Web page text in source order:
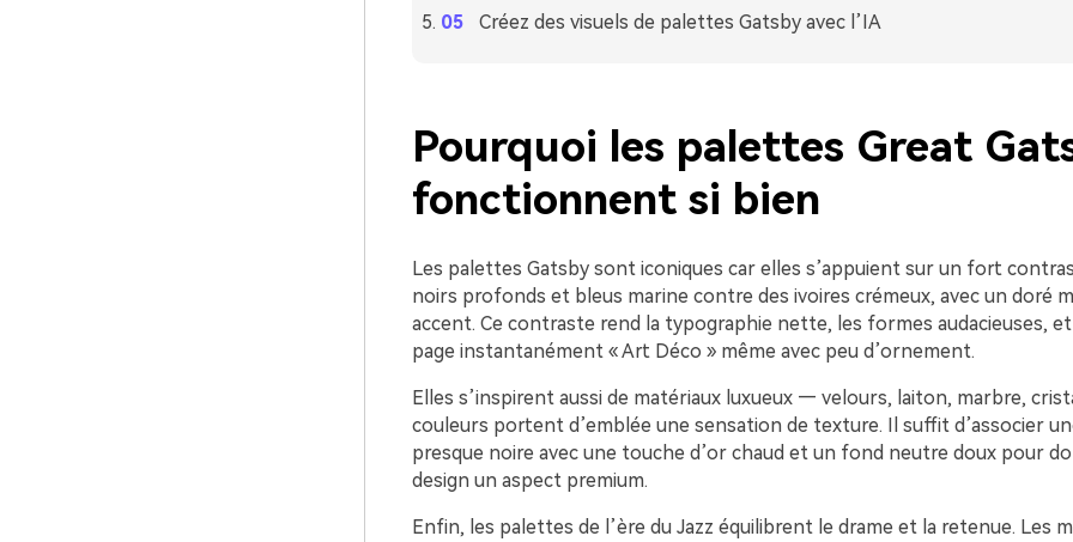
Créez des visuels de palettes Gatsby avec l’IA
Pourquoi les palettes Great
fonctionnent si bien
Les palettes Gatsby sont iconiques car elles s’appuient sur un fort
noirs profonds et bleus marine contre des ivoires crémeux, avec un doré
accent. Ce contraste rend la typographie nette, les formes audacieuses,
page instantanément « Art Déco » même avec peu d’ornement.
Elles s’inspirent aussi de matériaux luxueux — velours, laiton, marbre,
couleurs portent d’emblée une sensation de texture. Il suffit d’associer
presque noire avec une touche d’or chaud et un fond neutre doux pour
design un aspect premium.
Enfin, les palettes de l’ère du Jazz équilibrent le drame et la retenue. Les